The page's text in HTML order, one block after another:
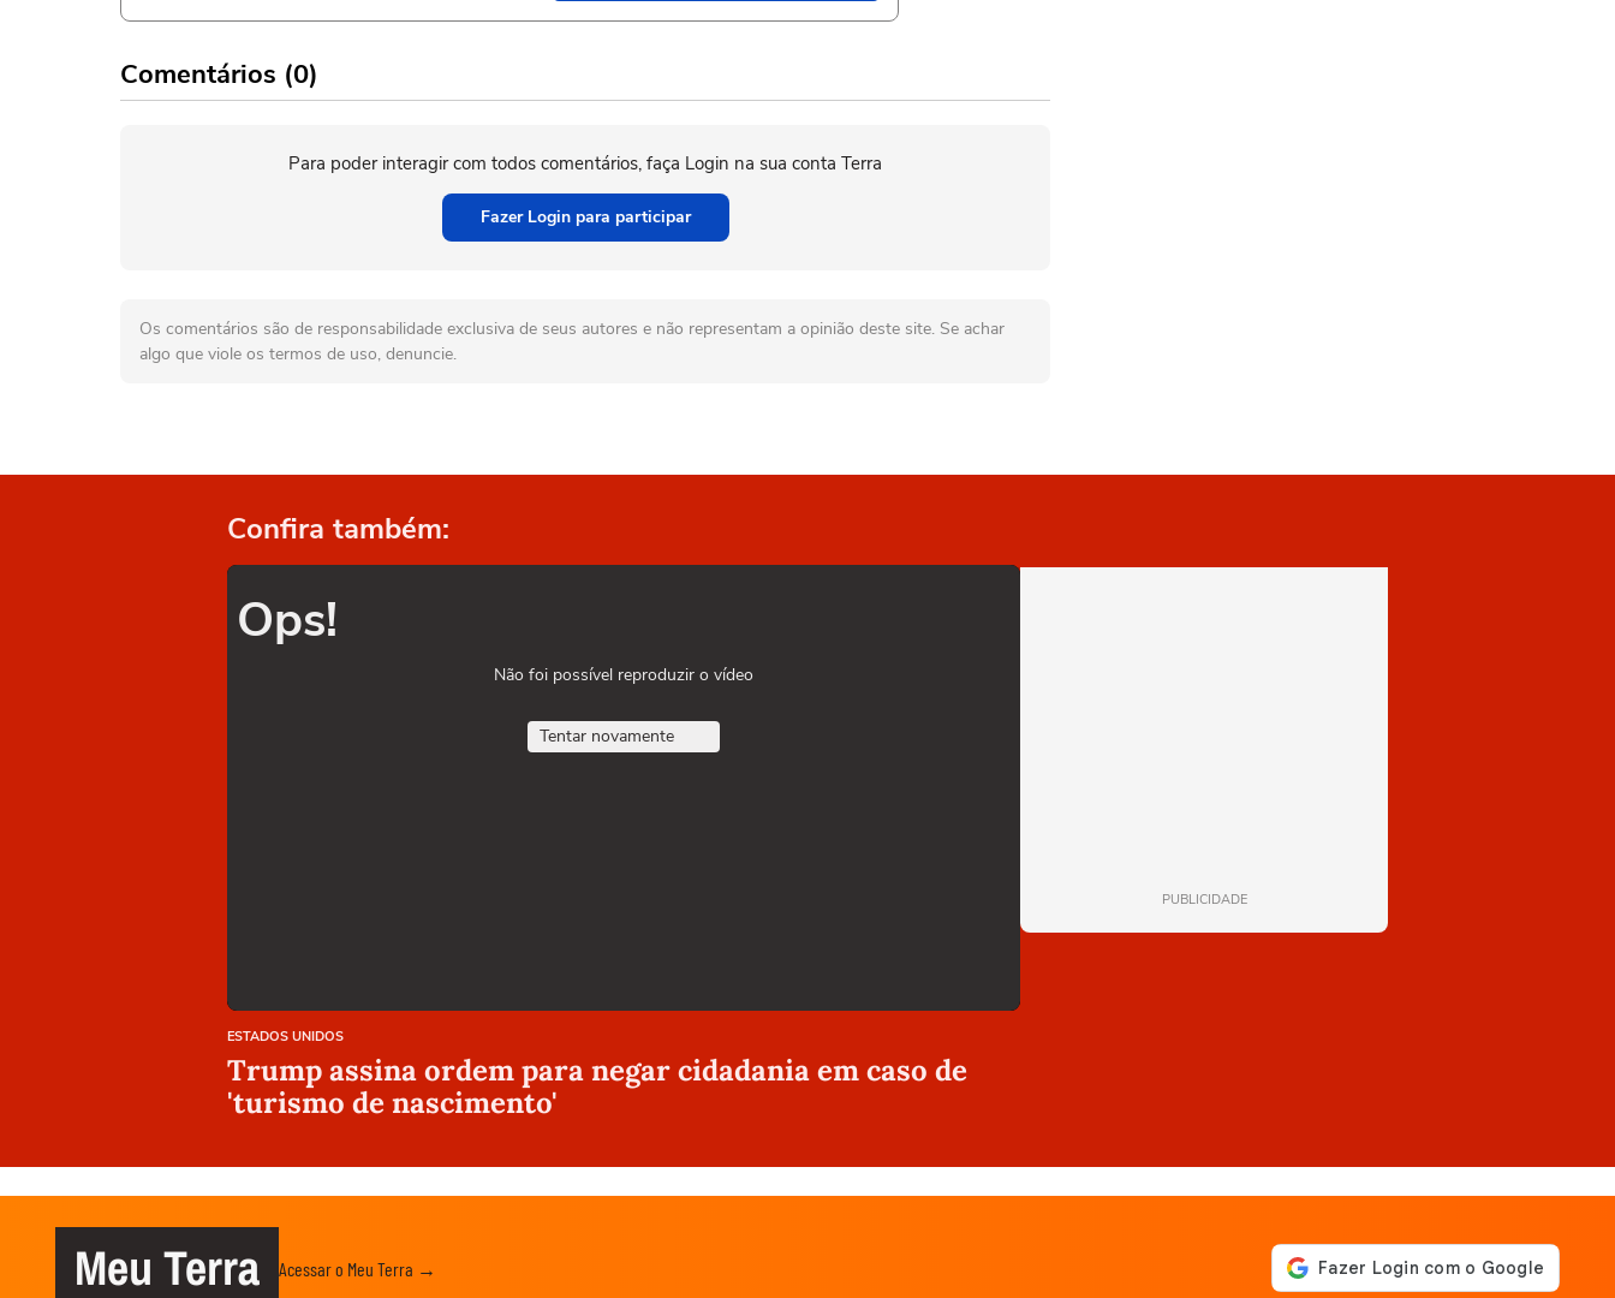
Comentários (0)
Para poder interagir com todos comentários, faça Login na sua conta Terra
Fazer Login para participar
Os comentários são de responsabilidade exclusiva de seus autores e não representam a opinião deste site. Se achar
algo que viole os termos de uso, denuncie.
Confira também:
Ops!
Não foi possível reproduzir o vídeo
Tentar novamente
ESTADOS UNIDOS
Trump assina ordem para negar cidadania em caso de
'turismo de nascimento'
PUBLICIDADE
Meu Terra Acessar o Meu Terra →